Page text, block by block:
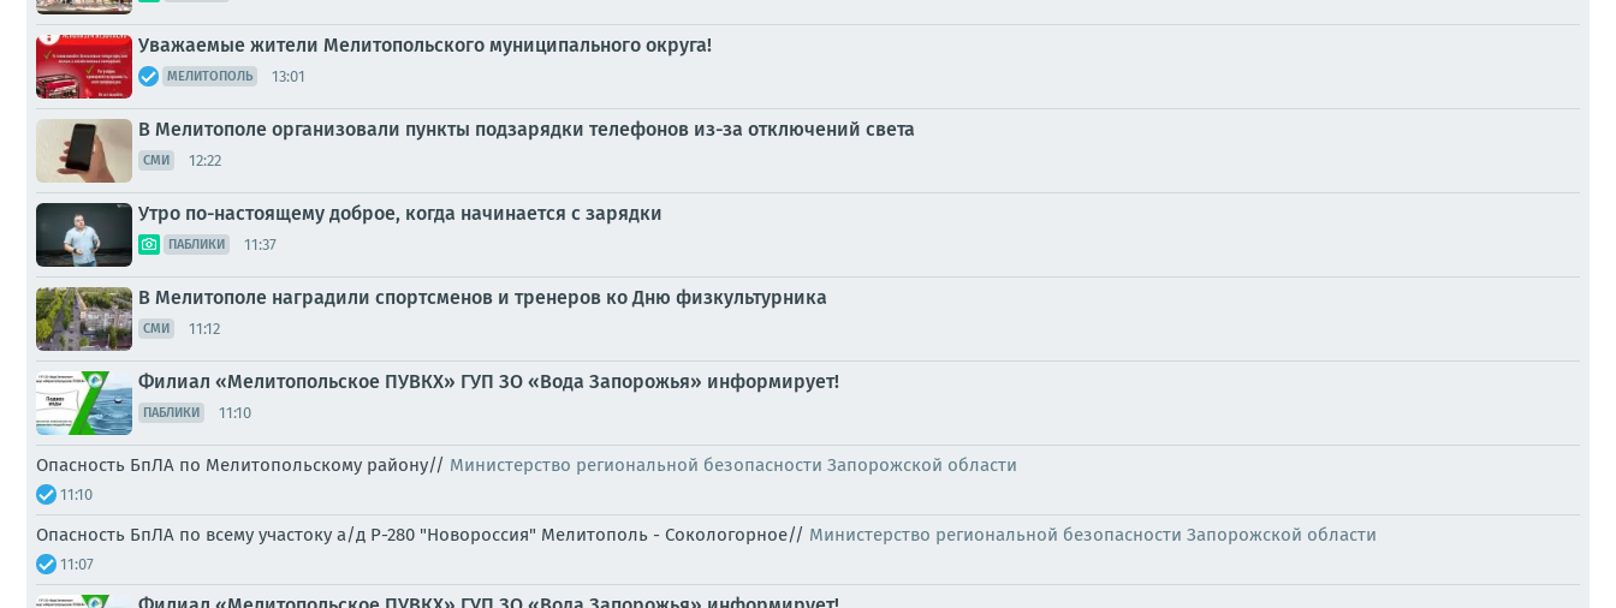
Уважаемые жители Мелитопольского муниципального округа!
МЕЛИТОПОЛЬ 13:01
В Мелитополе организовали пункты подзарядки телефонов из-за отключений света
СМИ 12:22
Утро по-настоящему доброе, когда начинается с зарядки
ПАБЛИКИ 11:37
В Мелитополе наградили спортсменов и тренеров ко Дню физкультурника
СМИ 11:12
Филиал «Мелитопольское ПУВКХ» ГУП ЗО «Вода Запорожья» информирует!
ПАБЛИКИ 11:10
Опасность БпЛА по Мелитопольскому району// Министерство региональной безопасности Запорожской области
11:10
Опасность БпЛА по всему участоку а/д Р-280 "Новороссия" Мелитополь - Сокологорное// Министерство региональной безопасности Запорожской области
11:07